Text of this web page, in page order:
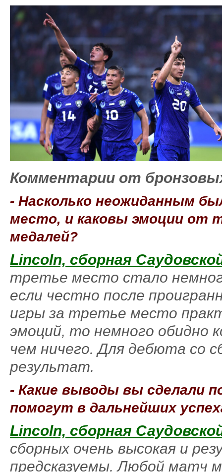
Комментарии от
- Насколько неожиданным
место, и каковы эмоции от
медалей?
Lincoln, сборная
третье место стало
если честно после
игры за третье место
эмоций, то немного обидно
чем ничего. Для дебюта со
результат.
- Какие выводы вы сделали
помогут в дальнейших
Lincoln, сборная
сборных очень высокая и
предсказуемы. Любой матч